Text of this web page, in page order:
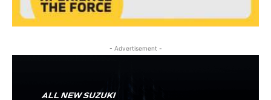
- Advertisement -